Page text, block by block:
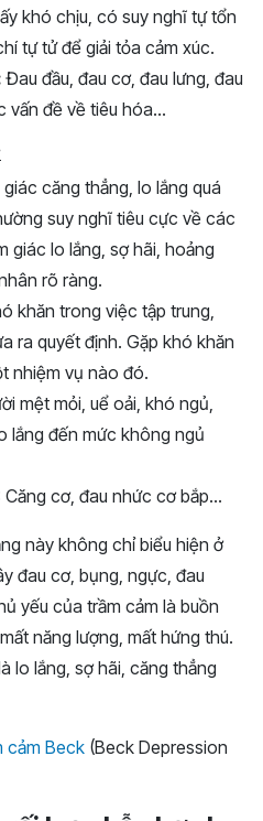
khó chịu, có suy nghĩ tự tổn
tự tử để giải tỏa cảm xúc.
Đau đầu, đau cơ, đau lưng, đau
vấn đề về tiêu hóa…
giác căng thẳng, lo lắng quá
suy nghĩ tiêu cực về các
giác lo lắng, sợ hãi, hoảng
rõ ràng.
khăn trong việc tập trung,
ra quyết định. Gặp khó khăn
nhiệm vụ nào đó.
mệt mỏi, uể oải, khó ngủ,
lắng đến mức không ngủ
Căng cơ, đau nhức cơ bắp…
này không chỉ biểu hiện ở
đau cơ, bụng, ngực, đau
yếu của trầm cảm là buồn
năng lượng, mất hứng thú.
lo lắng, sợ hãi, căng thẳng
cảm Beck (Beck Depression